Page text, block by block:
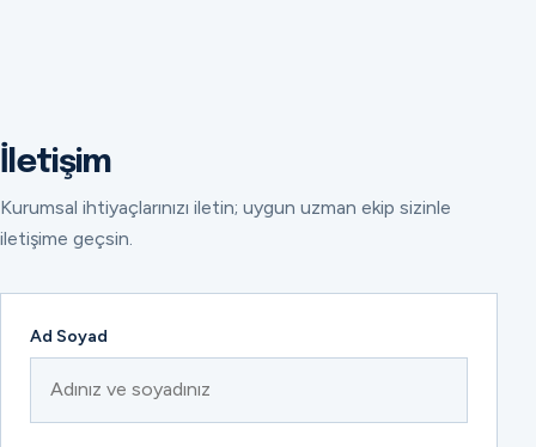
İletişim
Kurumsal ihtiyaçlarınızı iletin; uygun uzman ekip sizinle
iletişime geçsin.
Ad Soyad